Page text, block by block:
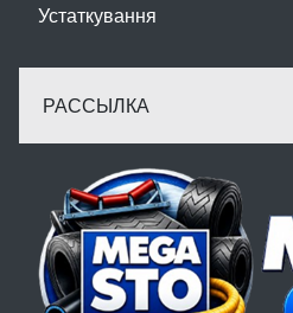
Устаткування
РАССЫЛКА